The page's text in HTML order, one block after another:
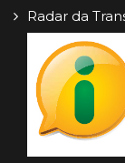
Radar da